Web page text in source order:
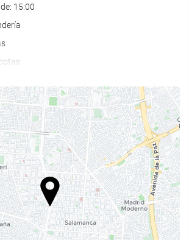
15:00
personas con movilidad reducida
fumadores